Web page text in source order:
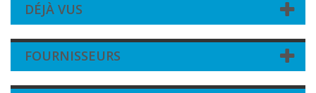
DÉJÀ VUS
FOURNISSEURS